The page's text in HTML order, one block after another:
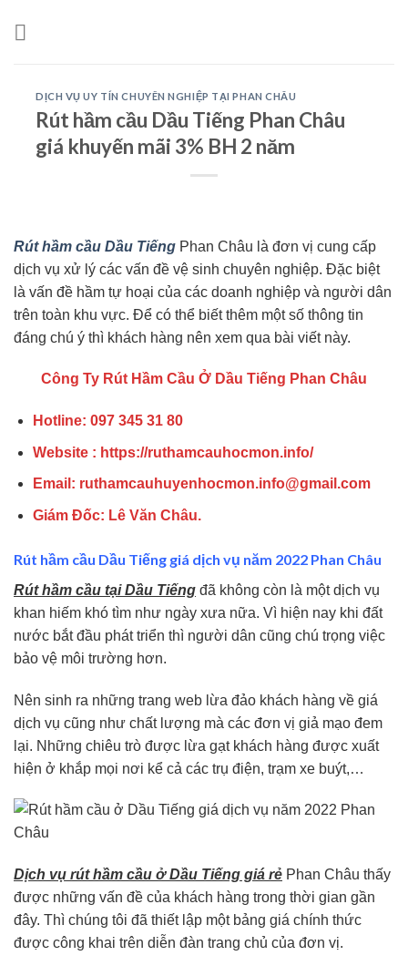
DỊCH VỤ UY TÍN CHUYÊN NGHIỆP TẠI PHAN CHÂU
Rút hầm cầu Dầu Tiếng Phan Châu
giá khuyến mãi 3% BH 2 năm
Rút hầm cầu Dầu Tiếng Phan Châu là đơn vị cung cấp
dịch vụ xử lý các vấn đề vệ sinh chuyên nghiệp. Đặc biệt
là vấn đề hầm tự hoại của các doanh nghiệp và người dân
trên toàn khu vực. Để có thể biết thêm một số thông tin
đáng chú ý thì khách hàng nên xem qua bài viết này.
Công Ty Rút Hầm Cầu Ở Dầu Tiếng Phan Châu
Hotline: 097 345 31 80
Website : https://ruthamcauhocmon.info/
Email: ruthamcauhuyenhocmon.info@gmail.com
Giám Đốc: Lê Văn Châu.
Rút hầm cầu Dầu Tiếng giá dịch vụ năm 2022 Phan Châu
Rút hầm cầu tại Dầu Tiếng đã không còn là một dịch vụ
khan hiếm khó tìm như ngày xưa nữa. Vì hiện nay khi đất
nước bắt đầu phát triển thì người dân cũng chú trọng việc
bảo vệ môi trường hơn.
Nên sinh ra những trang web lừa đảo khách hàng về giá
dịch vụ cũng như chất lượng mà các đơn vị giả mạo đem
lại. Những chiêu trò được lừa gạt khách hàng được xuất
hiện ở khắp mọi nơi kể cả các trụ điện, trạm xe buýt,…
Dịch vụ rút hầm cầu ở Dầu Tiếng giá rẻ Phan Châu thấy
được những vấn đề của khách hàng trong thời gian gần
đây. Thì chúng tôi đã thiết lập một bảng giá chính thức
được công khai trên diễn đàn trang chủ của đơn vị.